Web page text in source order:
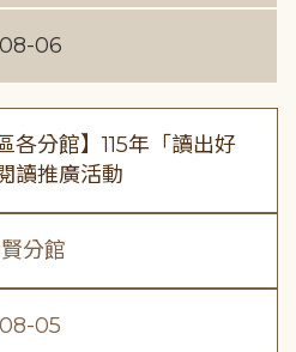
06
各分館】115年「讀出好
讀推廣活動
分館
05